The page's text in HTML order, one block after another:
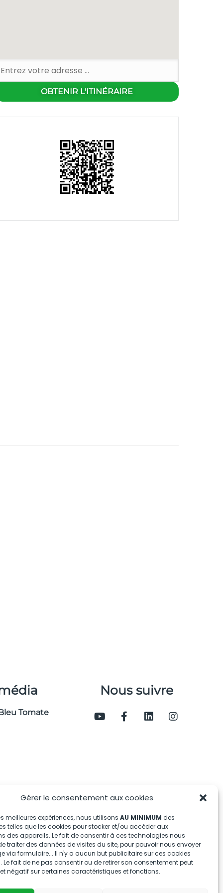
Gérer le consentement aux cookies
meilleures expériences, nous utilisons AU MINIMUM des
telles que les cookies pour stocker et/ou accéder aux
des appareils. Le fait de consentir à ces technologies nous
traiter des données de visites du site, pour pouvoir nous envoyer
via formulaire... Il n'y a aucun but publicitaire sur ces cookies
Le fait de ne pas consentir ou de retirer son consentement peut
négatif sur certaines caractéristiques et fonctions.
Tomate
Nous suivre